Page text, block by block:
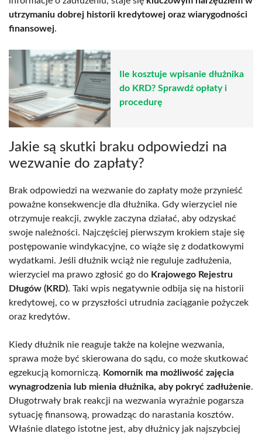
utrzymaniu dobrej historii kredytowej oraz wiarygodności
finansowej.
Ile kosztuje wpisanie dłużnika
do KRD? Sprawdź opłaty i
procedurę
Jakie są skutki braku odpowiedzi na
wezwanie do zapłaty?
Brak odpowiedzi na wezwanie do zapłaty może przynieść
poważne konsekwencje dla dłużnika. Gdy wierzyciel nie
otrzymuje reakcji, zwykle zaczyna działać, aby odzyskać
swoje należności. Najczęściej pierwszym krokiem staje się
postępowanie windykacyjne, co wiąże się z dodatkowymi
wydatkami. Jeśli dłużnik wciąż nie reguluje zadłużenia,
wierzyciel ma prawo zgłosić go do Krajowego Rejestru
Długów (KRD). Taki wpis negatywnie odbija się na historii
kredytowej, co w przyszłości utrudnia zaciąganie pożyczek
oraz kredytów.
Kiedy dłużnik nie reaguje także na kolejne wezwania,
sprawa może być skierowana do sądu, co może skutkować
egzekucją komorniczą. Komornik ma możliwość zajęcia
wynagrodzenia lub mienia dłużnika, aby pokryć zadłużenie.
Długotrwały brak reakcji na wezwania wyraźnie pogarsza
sytuację finansową, prowadząc do narastania kosztów.
Właśnie dlatego istotne jest, aby dłużnicy jak najszybciej